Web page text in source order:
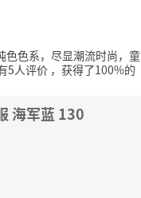
色色系，尽显潮流时尚，童
5人评价 ，获得了100%的
海军蓝 130